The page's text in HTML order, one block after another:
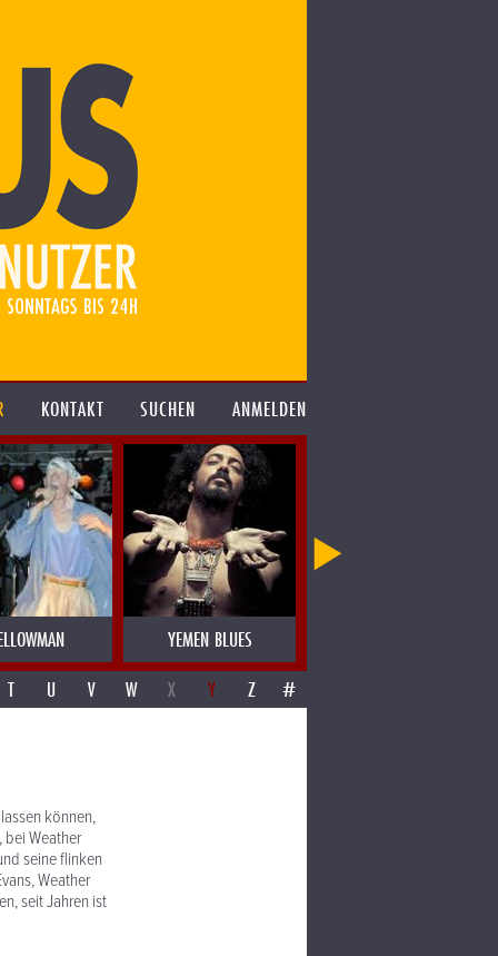
KONTAKT SUCHEN ANMELDEN
YEMEN BLUES
T U V W X Y Z #
können,
bei Weather
seine flinken
Weather
seit Jahren ist